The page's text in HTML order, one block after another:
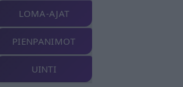
LOMA-AJAT
PIENPANIMOT
UINTI